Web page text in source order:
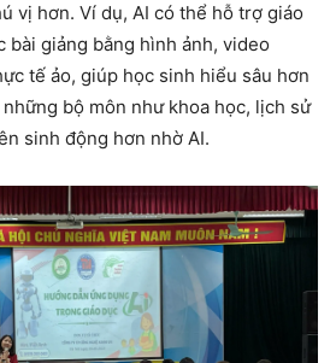
vị hơn. Ví dụ, AI có thể hỗ trợ giáo
bài giảng bằng hình ảnh, video
tế ảo, giúp học sinh hiểu sâu hơn
bộ môn như khoa học, lịch sử
sinh động hơn nhờ AI.